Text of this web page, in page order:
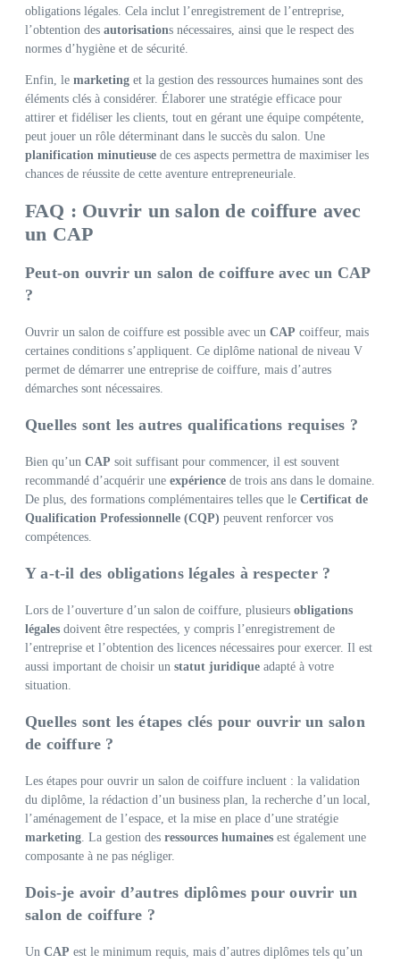
obligations légales. Cela inclut l’enregistrement de l’entreprise,
l’obtention des autorisations nécessaires, ainsi que le respect des
normes d’hygiène et de sécurité.
Enfin, le marketing et la gestion des ressources humaines sont des
éléments clés à considérer. Élaborer une stratégie efficace pour
attirer et fidéliser les clients, tout en gérant une équipe compétente,
peut jouer un rôle déterminant dans le succès du salon. Une
planification minutieuse de ces aspects permettra de maximiser les
chances de réussite de cette aventure entrepreneuriale.
FAQ : Ouvrir un salon de coiffure avec
un CAP
Peut-on ouvrir un salon de coiffure avec un CAP
?
Ouvrir un salon de coiffure est possible avec un CAP coiffeur, mais
certaines conditions s’appliquent. Ce diplôme national de niveau V
permet de démarrer une entreprise de coiffure, mais d’autres
démarches sont nécessaires.
Quelles sont les autres qualifications requises ?
Bien qu’un CAP soit suffisant pour commencer, il est souvent
recommandé d’acquérir une expérience de trois ans dans le domaine.
De plus, des formations complémentaires telles que le Certificat de
Qualification Professionnelle (CQP) peuvent renforcer vos
compétences.
Y a-t-il des obligations légales à respecter ?
Lors de l’ouverture d’un salon de coiffure, plusieurs obligations
légales doivent être respectées, y compris l’enregistrement de
l’entreprise et l’obtention des licences nécessaires pour exercer. Il est
aussi important de choisir un statut juridique adapté à votre
situation.
Quelles sont les étapes clés pour ouvrir un salon
de coiffure ?
Les étapes pour ouvrir un salon de coiffure incluent : la validation
du diplôme, la rédaction d’un business plan, la recherche d’un local,
l’aménagement de l’espace, et la mise en place d’une stratégie
marketing. La gestion des ressources humaines est également une
composante à ne pas négliger.
Dois-je avoir d’autres diplômes pour ouvrir un
salon de coiffure ?
Un CAP est le minimum requis, mais d’autres diplômes tels qu’un